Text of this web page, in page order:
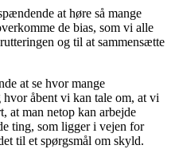
at høre så mange
de bias, som vi alle
og til at sammensætte
at se hvor mange
åbent vi kan tale om, at vi
at man netop kan arbejde
ting, som ligger i vejen for
til et spørgsmål om skyld.